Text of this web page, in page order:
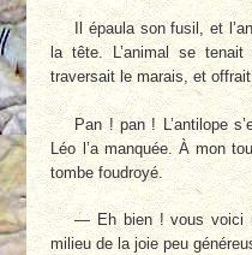
Il épaula son fusil, et
la tête. L’animal se
traversait le marais, et
Pan ! pan ! L’antilope
Léo l’a manquée. À mon
tombe foudroyé.
— Eh bien ! vous voici
milieu de la joie peu